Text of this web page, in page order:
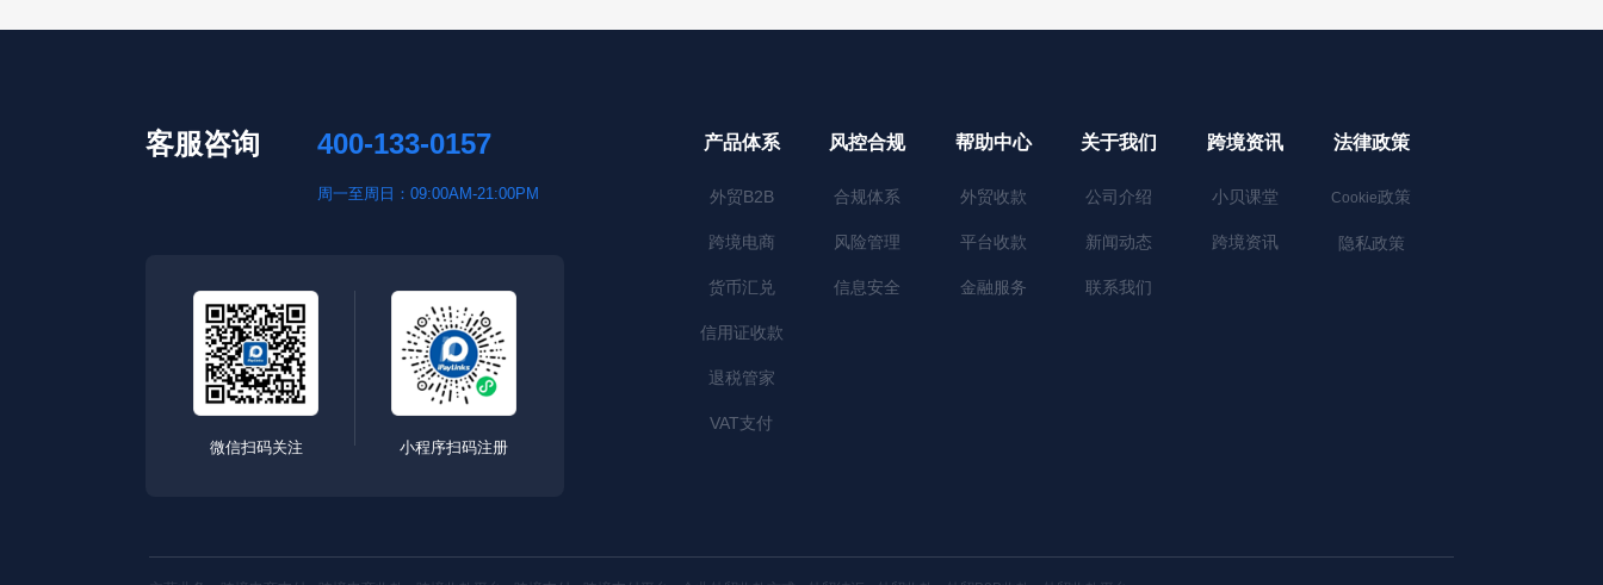
客服咨询 400-133-0157
周一至周日：09:00AM-21:00PM
微信扫码关注 小程序扫码注册
产品体系
外贸B2B
跨境电商
货币汇兑
信用证收款
退税管家
VAT支付
风控合规
合规体系
风险管理
信息安全
帮助中心
外贸收款
平台收款
金融服务
关于我们
公司介绍
新闻动态
联系我们
跨境资讯
小贝课堂
跨境资讯
法律政策
Cookie政策
隐私政策